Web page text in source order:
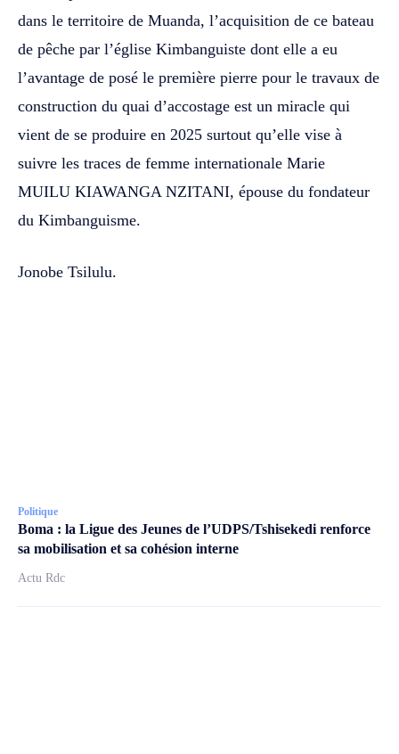
dans le territoire de Muanda, l’acquisition de ce bateau
de pêche par l’église Kimbanguiste dont elle a eu
l’avantage de posé le première pierre pour le travaux de
construction du quai d’accostage est un miracle qui
vient de se produire en 2025 surtout qu’elle vise à
suivre les traces de femme internationale Marie
MUILU KIAWANGA NZITANI, épouse du fondateur
du Kimbanguisme.
Jonobe Tsilulu.
Politique
Boma : la Ligue des Jeunes de l’UDPS/Tshisekedi renforce
sa mobilisation et sa cohésion interne
Actu Rdc